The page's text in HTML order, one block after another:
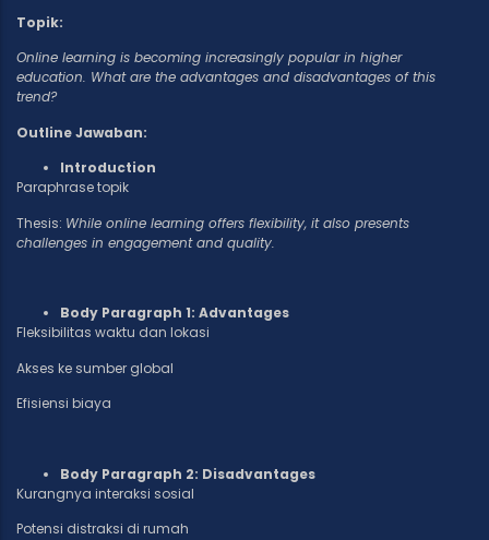
Topik:
Online learning is becoming increasingly popular in higher
education. What are the advantages and disadvantages of this
trend?
Outline Jawaban:
Introduction
Paraphrase topik
Thesis: While online learning offers flexibility, it also presents
challenges in engagement and quality.
Body Paragraph 1: Advantages
Fleksibilitas waktu dan lokasi
Akses ke sumber global
Efisiensi biaya
Body Paragraph 2: Disadvantages
Kurangnya interaksi sosial
Potensi distraksi di rumah